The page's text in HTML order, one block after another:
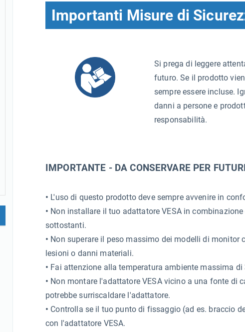
Importanti Misure di
Si prega di leggere
futuro. Se il prodotto
sempre essere incluse.
danni a persone e
responsabilità.
IMPORTANTE - DA CONSERVARE PER
• L'uso di questo prodotto deve sempre avvenire in
• Non installare il tuo adattatore VESA in
sottostanti.
• Non superare il peso massimo dei modelli di
lesioni o danni materiali.
• Fai attenzione alla temperatura ambiente massima di
• Non montare l'adattatore VESA vicino a una fonte di
potrebbe surriscaldare l'adattatore.
• Controlla se il tuo punto di fissaggio (ad es. braccio
con l'adattatore VESA.